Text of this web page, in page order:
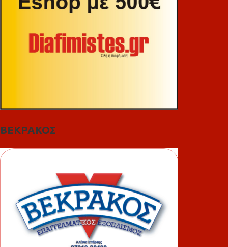
ΒΕΚΡΑΚΟΣ